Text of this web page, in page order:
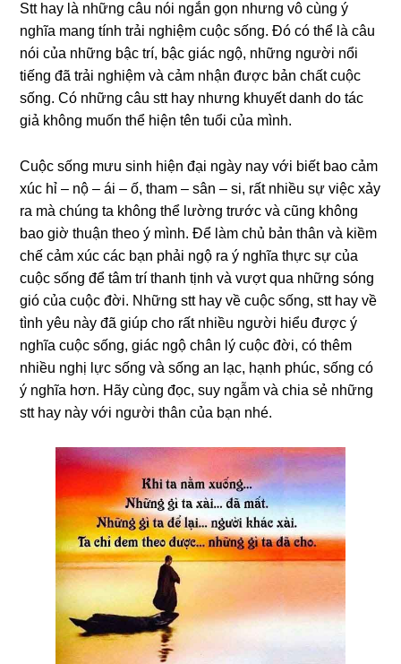
Stt hay là những câu nói ngắn gọn nhưng vô cùng ý
nghĩa mang tính trải nghiệm cuộc sống. Đó có thể là câu
nói của những bậc trí, bậc giác ngộ, những người nổi
tiếng đã trải nghiệm và cảm nhận được bản chất cuộc
sống. Có những câu stt hay nhưng khuyết danh do tác
giả không muốn thể hiện tên tuổi của mình.
Cuộc sống mưu sinh hiện đại ngày nay với biết bao cảm
xúc hỉ – nộ – ái – ố, tham – sân – si, rất nhiều sự việc xảy
ra mà chúng ta không thể lường trước và cũng không
bao giờ thuận theo ý mình. Để làm chủ bản thân và kiềm
chế cảm xúc các bạn phải ngộ ra ý nghĩa thực sự của
cuộc sống để tâm trí thanh tịnh và vượt qua những sóng
gió của cuộc đời. Những stt hay về cuộc sống, stt hay về
tình yêu này đã giúp cho rất nhiều người hiểu được ý
nghĩa cuộc sống, giác ngộ chân lý cuộc đời, có thêm
nhiều nghị lực sống và sống an lạc, hạnh phúc, sống có
ý nghĩa hơn. Hãy cùng đọc, suy ngẫm và chia sẻ những
stt hay này với người thân của bạn nhé.